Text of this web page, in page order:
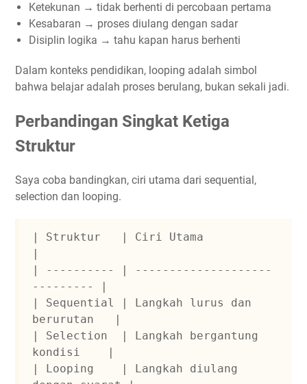
Ketekunan → tidak berhenti di percobaan pertama
Kesabaran → proses diulang dengan sadar
Disiplin logika → tahu kapan harus berhenti
Dalam konteks pendidikan, looping adalah simbol
bahwa belajar adalah proses berulang, bukan sekali jadi.
Perbandingan Singkat Ketiga
Struktur
Saya coba bandingkan, ciri utama dari sequential,
selection dan looping.
| Struktur   | Ciri Utama
| ---------- | --------------------
--------- |
| Sequential | Langkah lurus dan
berurutan   |
| Selection  | Langkah bergantung
kondisi    |
| Looping    | Langkah diulang